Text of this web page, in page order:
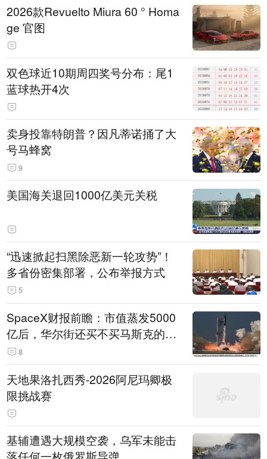
2026款Revuelto Miura 60 ° Homa
ge 官图
双色球近10期周四奖号分布：尾1
蓝球热开4次
卖身投靠特朗普？因凡蒂诺捅了大
号马蜂窝
9
美国海关退回1000亿美元关税
“迅速掀起扫黑除恶新一轮攻势”！
多省份密集部署，公布举报方式
5
SpaceX财报前瞻：市值蒸发5000
亿后，华尔街还买不买马斯克的
账？
8
天地果洛扎西秀-2026阿尼玛卿极
限挑战赛
基辅遭遇大规模空袭，乌军未能击